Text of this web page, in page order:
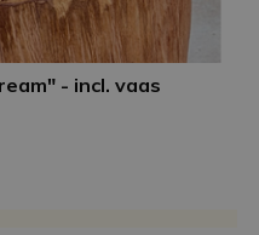
- incl. vaas